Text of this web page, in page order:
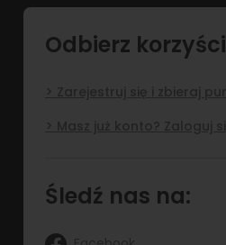
Odbierz korzyści
Śledź nas na: